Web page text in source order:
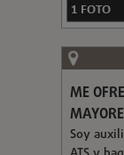
1 FOTO
ME
Soy